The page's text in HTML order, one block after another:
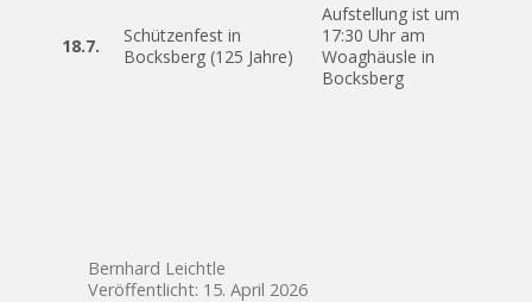
18.7.
Schützenfest in
Bocksberg (125 Jahre)
Aufstellung ist um
17:30 Uhr am
Woaghäusle in
Bocksberg
Bernhard Leichtle
Veröffentlicht: 15. April 2026